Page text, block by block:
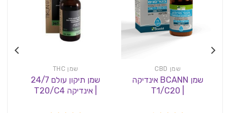
שמן CBD
שמן BCANN אינדיקה
שמן THC
שמן תיקון עולם 24/7
| אינדיקה T20/C4